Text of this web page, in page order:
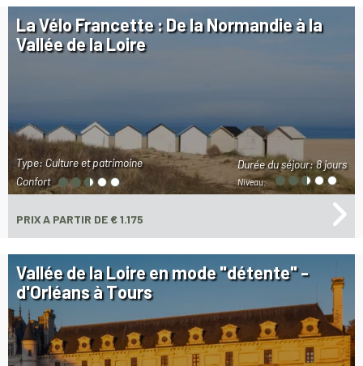
La Vélo Francette : De la Normandie à la
Vallée de la Loire
Durée du séjour:8 jours
Niveau:
Type: Culture et patrimoine
Confort
PRIXA PARTIR DE € 1.175
Vallée de la Loire en mode "détente" -
d'Orléans à Tours